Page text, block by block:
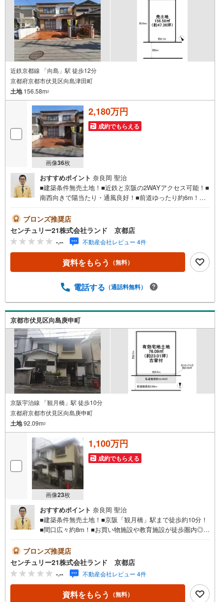
近鉄京都線 「向島」駅 徒歩12分
京都府京都市伏見区向島津田町
土地156.58m2
画像36枚
2,180万円
成約でもらえる
おすすめポイント 奈良岡 聖治
■建築条件無売土地！■近鉄と京阪の2WAYアクセス可能！■
南西向きで陽当たり・通風良好！■前道ゆったり約6m！物
軽にお問い合わせくださいませ！＜センチュリー21ランド
について＞●センチュリー21ランド京都店は・・・ お客
様のご希望をお客様の目線でご満足いただけるお住いを全
力でお探し致します！●購入・売却・ローンのご相談など、
些細なことでもお気軽にご相談下さいませ！●リフォームの
ご相談も承っております。○京阪鴨東線 「出町柳」駅 徒歩
業時間:10:00～20:00（火曜日・水曜日定休日※祝日は営
能です。ご連絡お待ちしております！
ブロンズ推奨店
センチュリー21株式会社ランド 京都店
-.-- 不動産会社レビュー 4件
資料をもらう （無料）
電話する （通話料無料）
京都市伏見区向島庚申町
京阪宇治線 「観月橋」駅 徒歩10分
京都府京都市伏見区向島庚申町
土地92.09m2
画像23枚
1,100万円
成約でもらえる
おすすめポイント 奈良岡 聖治
■建築条件無売土地！■京阪「観月橋」駅まで徒歩約10分！
■間口広々約8m！■お買い物施設や教育施設が徒歩圏内◎物
軽にお問い合わせくださいませ！＜センチュリー21ランド
について＞●センチュリー21ランド京都店は・・・ お客
様のご希望をお客様の目線でご満足いただけるお住いを全
力でお探し致します！●購入・売却・ローンのご相談など、
些細なことでもお気軽にご相談下さいませ！●リフォームの
ご相談も承っております。○京阪鴨東線 「出町柳」駅 徒歩
ブロンズ推奨店
センチュリー21株式会社ランド 京都店
-.-- 不動産会社レビュー 4件
資料をもらう （無料）